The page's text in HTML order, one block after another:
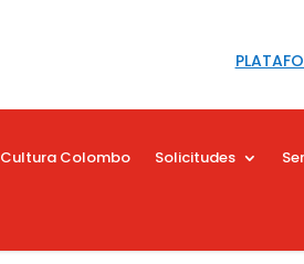
Cultura Colombo Solicitudes